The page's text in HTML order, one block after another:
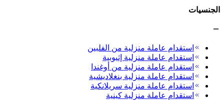
الجنسيات
استقدام عاملة منزلية من الفلبين
استقدام عاملة منزلية إثيوبية
استقدام عاملة منزلية من أوغندا
استقدام عاملة منزلية بنغلاديشية
استقدام عاملة منزلية سريلانكية
استقدام عاملة منزلية كينية